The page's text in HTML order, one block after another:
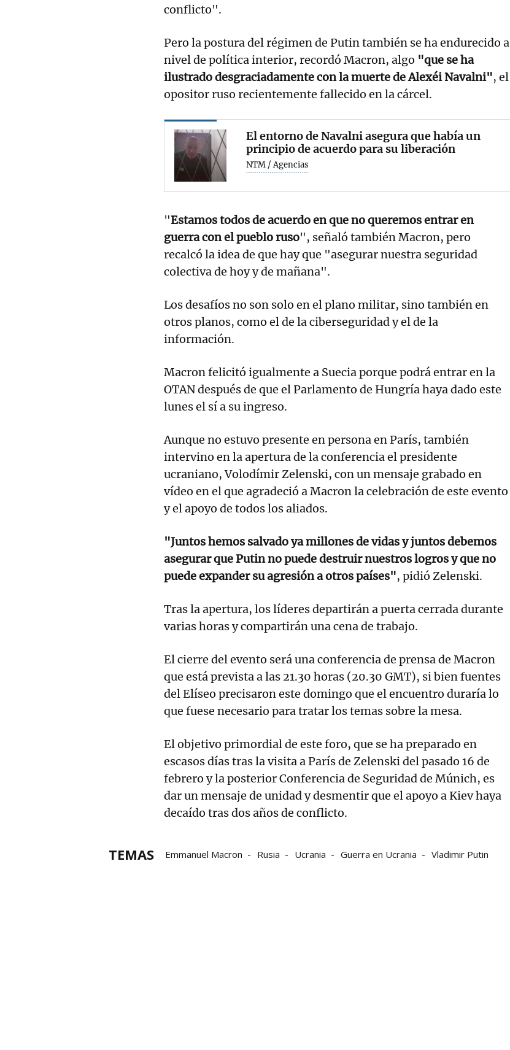
conflicto".
Pero la postura del régimen de Putin también se ha endurecido a
nivel de política interior, recordó Macron, algo "que se ha
ilustrado desgraciadamente con la muerte de Alexéi Navalni", el
opositor ruso recientemente fallecido en la cárcel.
El entorno de Navalni asegura que había un
principio de acuerdo para su liberación
NTM / Agencias
"Estamos todos de acuerdo en que no queremos entrar en
guerra con el pueblo ruso", señaló también Macron, pero
recalcó la idea de que hay que "asegurar nuestra seguridad
colectiva de hoy y de mañana".
Los desafíos no son solo en el plano militar, sino también en
otros planos, como el de la ciberseguridad y el de la
información.
Macron felicitó igualmente a Suecia porque podrá entrar en la
OTAN después de que el Parlamento de Hungría haya dado este
lunes el sí a su ingreso.
Aunque no estuvo presente en persona en París, también
intervino en la apertura de la conferencia el presidente
ucraniano, Volodímir Zelenski, con un mensaje grabado en
vídeo en el que agradeció a Macron la celebración de este evento
y el apoyo de todos los aliados.
"Juntos hemos salvado ya millones de vidas y juntos debemos
asegurar que Putin no puede destruir nuestros logros y que no
puede expander su agresión a otros países", pidió Zelenski.
Tras la apertura, los líderes departirán a puerta cerrada durante
varias horas y compartirán una cena de trabajo.
El cierre del evento será una conferencia de prensa de Macron
que está prevista a las 21.30 horas (20.30 GMT), si bien fuentes
del Elíseo precisaron este domingo que el encuentro duraría lo
que fuese necesario para tratar los temas sobre la mesa.
El objetivo primordial de este foro, que se ha preparado en
escasos días tras la visita a París de Zelenski del pasado 16 de
febrero y la posterior Conferencia de Seguridad de Múnich, es
dar un mensaje de unidad y desmentir que el apoyo a Kiev haya
decaído tras dos años de conflicto.
TEMAS Emmanuel Macron Rusia Ucrania Guerra en Ucrania Vladimir Putin